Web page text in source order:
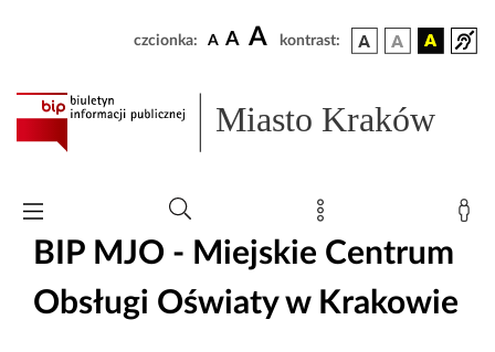
czcionka: A A A kontrast:
Miasto Kraków
BIP MJO - Miejskie Centrum
Obsługi Oświaty w Krakowie